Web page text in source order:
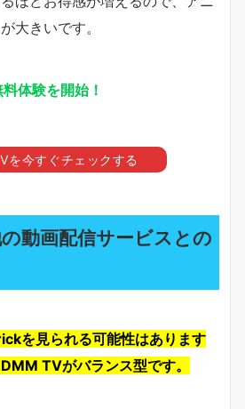
大きいです。
体験を開始！
を今すぐチェックする
動画配信サービスとの
を見られる可能性はあります
TVがバランス型です。